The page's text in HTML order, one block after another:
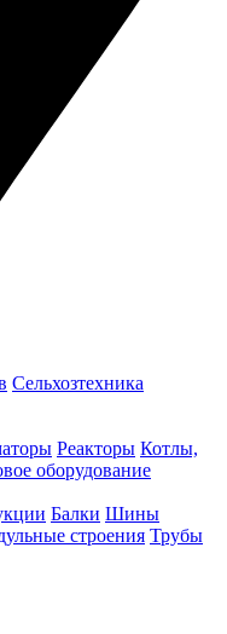
Сельхозтехника
Реакторы Котлы,
оборудование
Балки Шины
строения Трубы